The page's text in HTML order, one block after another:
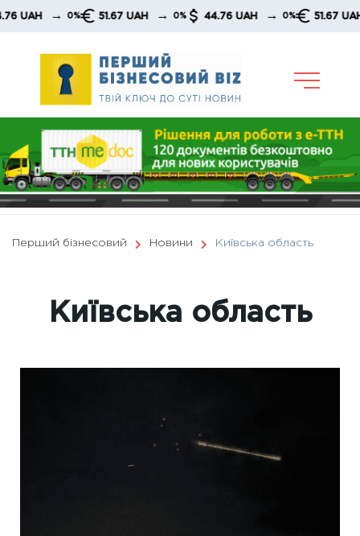
Skip
0% 51.67 UAH → 0% 44.76 UAH → 0% 51.67 UAH → 0%
Перший бізнесовий Новини Київська область
Київська область